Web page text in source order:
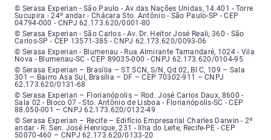
Serasa Experian - São Paulo - Endereço: Avenida das Nações Unidas,
© Serasa Experian - São Paulo - Av das Nações Unidas, 14.401 - Torre
Sucupira - 24º andar - Chácara Sto. Antônio - São Paulo-SP - CEP
04794-000 - CNPJ 62.173.620/0001-80
Serasa Experian - São Carlos - Endereço: Avenida Doutor Heitor José
© Serasa Experian - São Carlos - Av. Dr. Heitor José Reali, 360 - São
Carlos-SP - CEP 13571-385 - CNPJ 62.173.620/0093-06
Serasa Experian - Blumenau - Endereço: Rua Almirante Tamandaré,
© Serasa Experian - Blumenau - Rua Almirante Tamandaré, 1024 - Vila
Nova - Blumenau-SC - CEP 89035-000 - CNPJ 62.173.620/0104-95
Serasa Experian - Brasília, Endereço: Setor Comercial Norte, sem
© Serasa Experian – Brasília – ST SCN, S/N, Qd 02, Bl C, 109 – Sala
301 – Bairro Asa Sul, Brasília – DF – CEP 70302-911 – CNPJ
62.173.620/0131-68
Serasa Experian - Florianópolis, Endereço: Rodovia José Carlos, número
© Serasa Experian – Florianópolis – Rod. José Carlos Daux, 8600 -
Sala 02 - Bloco 07 - Sto. Antônio de Lisboa - Florianópolis-SC - CEP
88.050-001 – CNPJ 62.173.620/0132-49
Serasa Experian - Recife, Endereço: Edifício Empresarial Charles Darwin,
© Serasa Experian – Recife – Edifício Empresarial Charles Darwin - 2º
andar - R. Sen. José Henrique, 231 - Ilha do Leite, Recife-PE - CEP
50070-460 – CNPJ 62.173.620/0133-20